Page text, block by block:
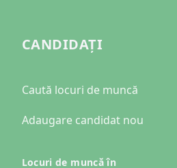
CANDIDAȚI
Caută locuri de muncă
Adaugare candidat nou
Locuri de muncă în